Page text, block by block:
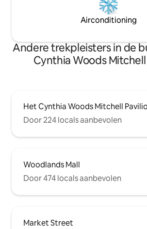
Airconditioning
Andere trekpleisters in de
Cynthia Woods
Het Cynthia Woods Mitchell
Door 224 locals aanbevolen
Woodlands Mall
Door 474 locals aanbevolen
Market Street